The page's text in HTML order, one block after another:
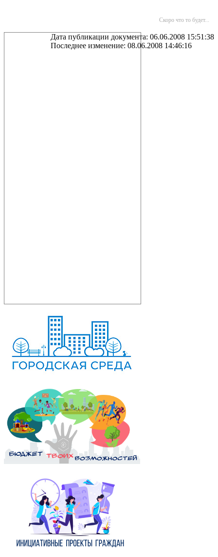
Скоро что то будет...
Дата публикации документа: 06.06.2008 15:51:38
Последнее изменение: 08.06.2008 14:46:16